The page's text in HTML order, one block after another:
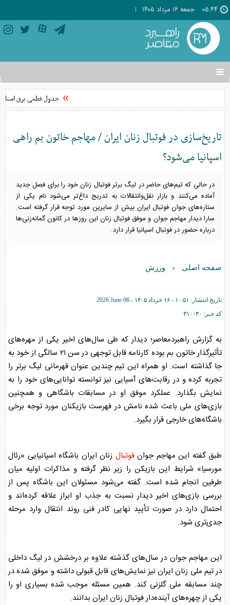
۰۵:۴۴ جمعه ۱۶ مرداد ۱۴۰۵
تغییر
وضعیت
منوی
ها
جدول قطعی برق استان تهران فردا جمعه
تاریخ‌سازی در فوتبال زنان ایران / مهاجم خاتون بم راهی
اسپانیا می‌شود؟
در حالی که تیم‌های حاضر در لیگ برتر فوتبال زنان خود را برای فصل جدید
آماده می‌کنند و بازار نقل‌وانتقالات به تدریج داغ‌تر می‌شود نام یکی از
ستاره‌های جوان فوتبال ایران بیش از سایرین مورد توجه قرار گرفته است.
سارا دیدار مهاجم جوان و موفق فوتبال زنان این روزها در کانون گمانه‌زنی‌ها
درباره حضور در فوتبال اسپانیا قرار دارد.
صفحه اصلی » ورزش
تاریخ انتشار: ۱۰:۵۱ - ۱۶ خرداد ۱۴۰۵ -
2026 June 06
کد خبر: ۳۱۰۰۳۰
به گزارش راهبردمعاصر؛ دیدار که طی سال‌های اخیر یکی از مهره‌های
تأثیرگذار خاتون بم بوده کارنامه قابل توجهی در سن ۲۱ سالگی از خود به
جا گذاشته است. او همراه این تیم چندین عنوان قهرمانی لیگ برتر را
تجربه کرده و در رقابت‌های آسیایی نیز توانسته توانایی‌های خود را به
نمایش بگذارد. عملکرد موفق او در مسابقات باشگاهی و همچنین
بازی‌های ملی باعث شده نامش در فهرست بازیکنان مورد توجه برخی
باشگاه‌های خارجی قرار بگیرد.
طبق گفته این مهاجم جوانفوتبال زنان ایران باشگاه اسپانیایی «رئال
مورسیا» شرایط این بازیکن را زیر نظر گرفته و مذاکرات اولیه میان
طرفین انجام شده است. گفته می‌شود مسئولان این باشگاه پس از
بررسی بازی‌های اخیر دیدار نسبت به جذب او ابراز علاقه کرده‌اند و
احتمال دارد در صورت تأیید نهایی کادر فنی روند انتقال وارد مرحله
جدی‌تری شود.
این مهاجم جوان در سال‌های گذشته علاوه بر درخشش در لیگ داخلی
در تیم ملی زنان ایران نیز نمایش‌های قابل قبولی داشته و موفق شده در
چند مسابقه ملی گلزنی کند. همین مسئله موجب شده بسیاری او را
یکی از چهره‌های آینده‌دارفوتبال زنان ایران بدانند.